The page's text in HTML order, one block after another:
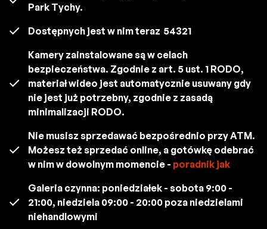
Park Tychy.
Dostępnych jest w nim teraz 54321
Kamery zainstalowane są w celach
bezpieczeństwa. Zgodnie z art. 5 ust. 1 RODO,
materiał wideo jest automatycznie usuwany gdy
nie jest już potrzebny, zgodnie z zasadą
minimalizacji RODO.
Nie musisz sprzedawać bezpośrednio przy ATM.
Możesz też sprzedać online, a gotówkę odebrać
w nim w dowolnym momencie - poradnik jak
Galeria czynna: poniedziałek - sobota 9:00 -
21:00, niedziela 09:00 - 20:00 poza niedzielami
niehandlowymi